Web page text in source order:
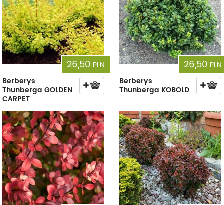
26,50 PLN
Berberys
Thunberga GOLDEN
CARPET
26,50 PLN
Berberys
Thunberga KOBOLD